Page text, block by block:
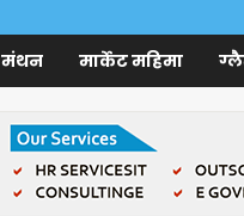
मंथन मार्केट महिमा